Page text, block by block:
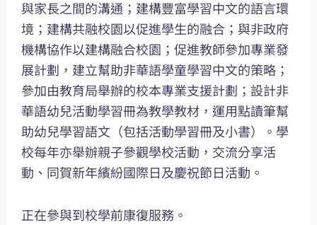
與家長之間的溝通；建構豐富學習中文的語言環
境；建構共融校園以促進學生的融合；與非政府
機構協作以建構融合校園；促進教師參加專業發
展計劃，建立幫助非華語學童學習中文的策略；
參加由教育局舉辦的校本專業支援計劃；設計非
華語幼兒活動學習冊為教學教材，運用點讀筆幫
助幼兒學習語文（包括活動學習冊及小書）。學
校每年亦舉辦親子參觀學校活動，交流分享活
動、同賀新年繽紛國際日及慶祝節日活動。
正在參與到校學前康復服務。